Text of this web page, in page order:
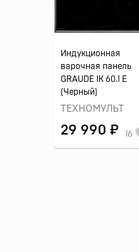
Индукционная
варочная панель
GRAUDE IK 60.1 E
(Черный)
ТЕХНОМУЛЬТ
29 990 ₽ 16